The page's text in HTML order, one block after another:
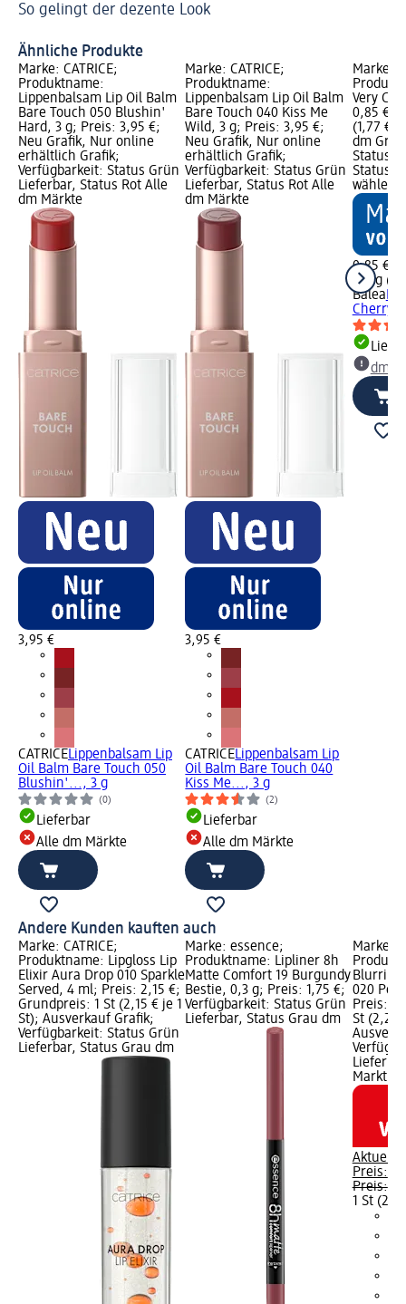
So gelingt der dezente Look
Ähnliche Produkte
Marke: CATRICE;
Produktname:
Lippenbalsam Lip Oil Balm
Bare Touch 050 Blushin'
Hard, 3 g; Preis: 3,95 €;
Neu Grafik, Nur online
erhältlich Grafik;
Verfügbarkeit: Status Grün
Lieferbar, Status Rot Alle
dm Märkte
3,95 €
CATRICELippenbalsam Lip
Oil Balm Bare Touch 050
Blushin'..., 3 g
(0)
Lieferbar
Alle dm Märkte
Marke: CATRICE;
Produktname:
Lippenbalsam Lip Oil Balm
Bare Touch 040 Kiss Me
Wild, 3 g; Preis: 3,95 €;
Neu Grafik, Nur online
erhältlich Grafik;
Verfügbarkeit: Status Grün
Lieferbar, Status Rot Alle
dm Märkte
3,95 €
CATRICELippenbalsam Lip
Oil Balm Bare Touch 040
Kiss Me..., 3 g
(2)
Lieferbar
Alle dm Märkte
Marke:
Very
0,85 €;
(1,77 €
dm
Status
Status
wählen
0,85 €
4,8 g
Balea
Cherry,
dm
Andere Kunden kauften auch
Marke: CATRICE;
Produktname: Lipgloss Lip
Elixir Aura Drop 010 Sparkle
Served, 4 ml; Preis: 2,15 €;
Grundpreis: 1 St (2,15 € je 1
St); Ausverkauf Grafik;
Verfügbarkeit: Status Grün
Lieferbar, Status Grau dm
Marke: essence;
Produktname: Lipliner 8h
Matte Comfort 19 Burgundy
Bestie, 0,3 g; Preis: 1,75 €;
Verfügbarkeit: Status Grün
Lieferbar, Status Grau dm
Marke:
Blurring
020
Preis:
St (2,25
Markt
Aktueller
Preis:
Preis:
1 St